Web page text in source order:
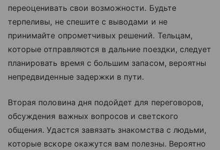
переоценивать свои возможности. Будьте
терпеливы, не спешите с выводами и не
принимайте опрометчивых решений. Тельцам,
которые отправляются в дальние поездки, следует
планировать время с большим запасом, вероятны
непредвиденные задержки в пути.
Вторая половина дня подойдет для переговоров,
обсуждения важных вопросов и светского
общения. Удастся завязать знакомства с людьми,
которые вскоре окажутся вам полезны. Вероятно